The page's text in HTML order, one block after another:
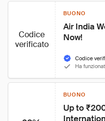
Codice
verificato
BUONO
Air India
Now!
Codice
Ha
BUONO
Up to